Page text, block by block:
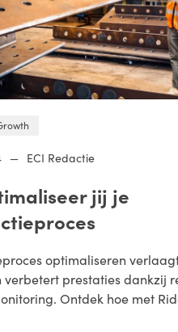
— ECI Redactie
jij je
optimaliseren
verbetert prestaties dankzij
Ontdek hoe met